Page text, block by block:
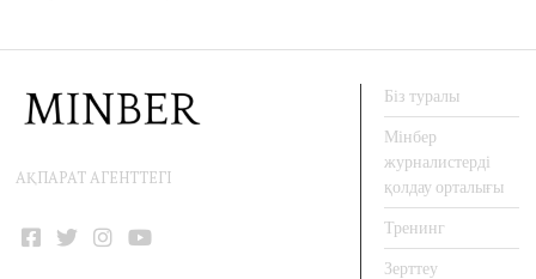
АҚПАРАТ АГЕНТТЕГІ
Біз туралы
Мінбер
журналистерді
қолдау орталығы
Тренинг
Зерттеу